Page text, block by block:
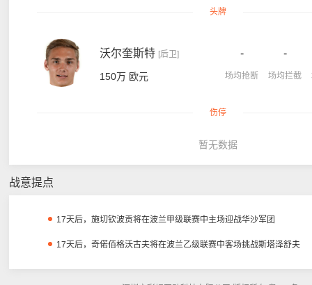
头牌
沃尔奎斯特 [后卫]
150万 欧元
-
场均抢断
-
场均拦截
伤停
暂无数据
战意提点
17天后，施切钦波贡将在波兰甲级联赛中主场迎战华沙军团
17天后，奇偌佰格沃古夫将在波兰乙级联赛中客场挑战斯塔泽舒夫